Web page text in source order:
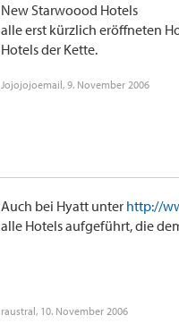
New Starwoood Hotels
alle erst kürzlich eröffneten
Hotels der Kette.
Jojojojoemail, 9. November 2006
Auch bei Hyatt unter http://
alle Hotels aufgeführt, die
raustral, 10. November 2006